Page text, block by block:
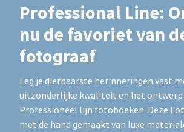
Professional Line:
nu de favoriet van
fotograaf
Leg je dierbaarste herinneringen vast
uitzonderlijke kwaliteit en het ontwerp
Professioneel lijn fotoboeken. Deze
met de hand gemaakt van luxe